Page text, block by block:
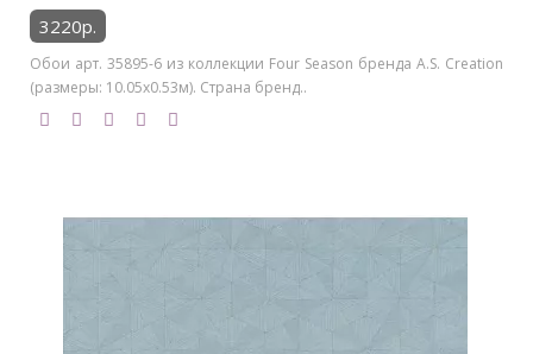
3220р.
Обои арт. 35895-6 из коллекции Four Season бренда A.S. Creation
(размеры: 10.05х0.53м). Страна бренд..